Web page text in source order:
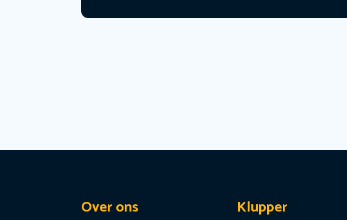
Over ons Klupper